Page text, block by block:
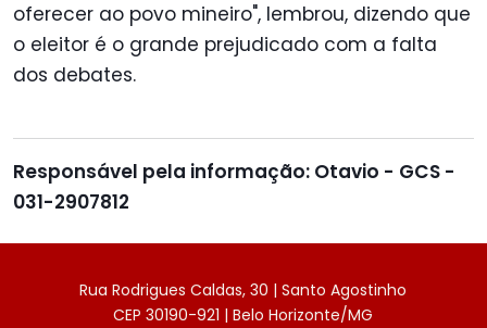
oferecer ao povo mineiro", lembrou, dizendo que
o eleitor é o grande prejudicado com a falta
dos debates.
Responsável pela informação: Otavio - GCS -
031-2907812
Rua Rodrigues Caldas, 30 | Santo Agostinho
CEP 30190-921 | Belo Horizonte/MG